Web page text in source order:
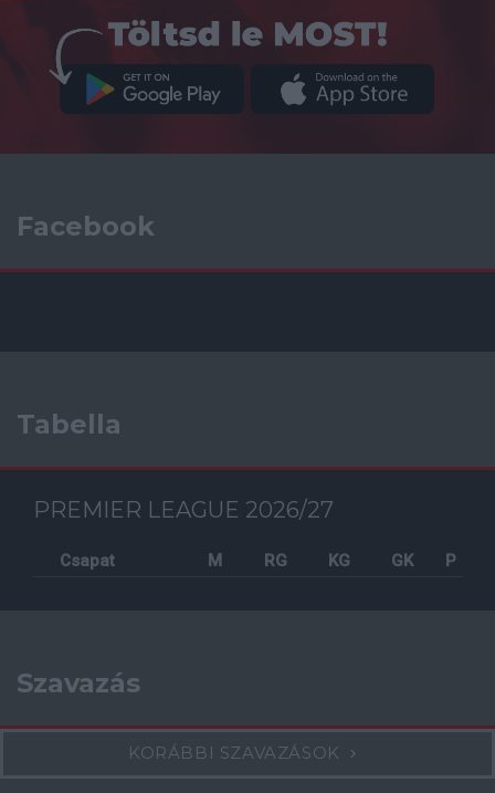
Facebook
Tabella
PREMIER LEAGUE 2026/27
Csapat M RG KG GK P
Szavazás
KORÁBBI SZAVAZÁSOK